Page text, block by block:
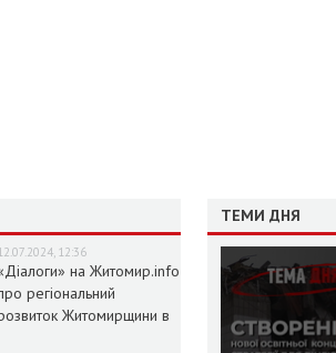
12.07.2024, 12:36
на Житомир.info
регіональний
Житомирщини в
ТЕМИ ДНЯ